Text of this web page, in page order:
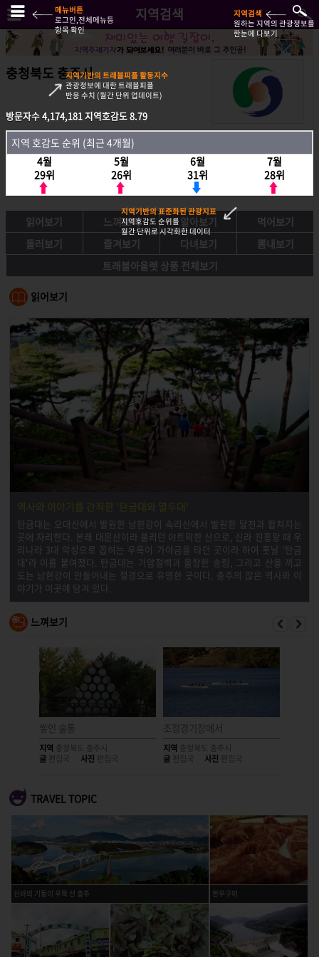
지역검색
충청북도 충주시
방문자수4,174,181지역호감도8.79
지역호감도 순위 (최근 4개월)
4월
29위
5월
26위
6월
31위
7월
28위
읽어보기 느껴보기 알아보기
먹어보기
둘러보기
즐겨보기 다녀보기
뽐내보기
트래블아울렛 상품 전체보기
읽어보기
역사와 이야기를 간직한 '탄금대와 열두대'
탄금대는 오대산에서 발원한 남한강이 속리산에서 발원한 달천과 합쳐지는
곳에 자리한다. 본래 대문산이라 불리던 야트막한 산으로, 신라 진흥왕 때 우
리나라 3대 악성으로 꼽히는 우륵이 가야금을 타던 곳이라 하여 훗날 '탄금
대'라 이름 붙여졌다. 탄금대는 기암절벽과 울창한 송림, 그리고 산을 끼고
도는 남한강이 만들어내는 절경으로 유명한 곳이다. 충주의 많은 역사와 이
야기가 이곳에 담겨 있다.
느껴보기
쌓인 술통
지역 충청북도 충주시
글 편집국 사진 편집국
조정경기장에서
지역 충청북도 충주시
글 편집국 사진 편집국
TRAVEL TOPIC
한우구이
신라의 기둥이 우뚝 선 충주
방문자수4,174,181지역호감도8.79
지역 호감도 순위 (최근 4개월)
4월
29위
5월
26위
6월
31위
7월
28위
메뉴버튼
로그인,전체메뉴등
항목 확인
지역검색
원하는 지역의 관광정보를
한눈에 다보기
지역기반의 트래블피플 활동지수
관광정보에 대한 트래블피플
반응 수치 (월간 단위 업데이트)
지역기반의 표준화된 관광지표
지역호감도 순위를
월간 단위로 시각화한 데이터